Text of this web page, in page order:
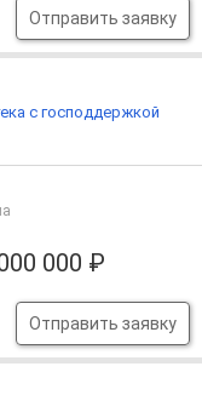
Отправить заявку
000 ₽
Отправить заявку
с господдержкой